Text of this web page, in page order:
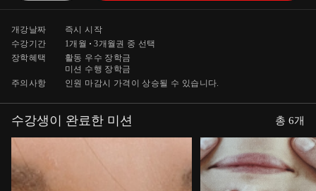
개강날짜
즉시 시작
수강기간
1개월 3개월 권 중 선택
장학혜택
활동 우수 장학금
미션 수행 장학금
주의사항
인원 마감시 가격이 상승될 수 있습니다.
수강생이 완료한 미션 총 6개